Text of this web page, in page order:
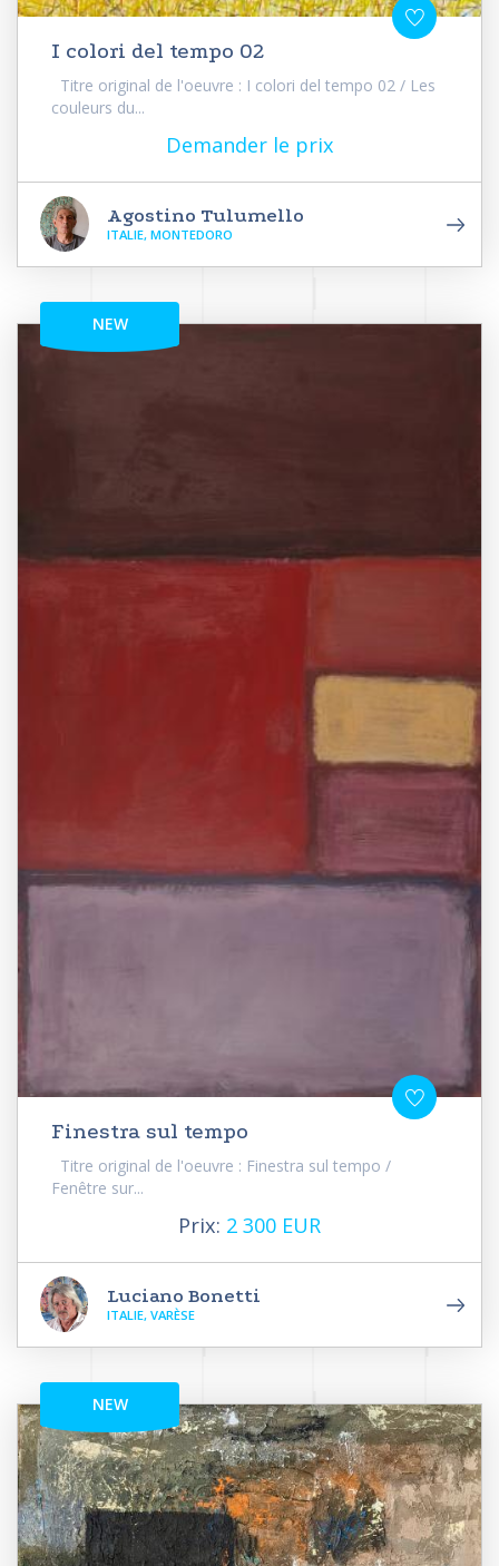
I colori del tempo 02
Titre original de l'oeuvre : I colori del tempo 02 / Les
couleurs du...
Demander le prix
Agostino Tulumello
ITALIE, MONTEDORO
NEW
Finestra sul tempo
Titre original de l'oeuvre : Finestra sul tempo /
Fenêtre sur...
Prix: 2 300 EUR
Luciano Bonetti
ITALIE, VARÈSE
NEW